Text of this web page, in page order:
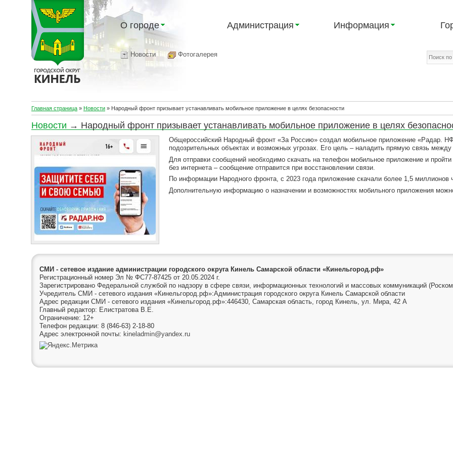
О городе Администрация Информация
Новости Фотогалерея
Главная страница » Новости » Народный фронт призывает устанавливать мобильное приложение в целях безопасности
Новости → Народный фронт призывает устанавливать мобильное приложение в целях
Общероссийский Народный фронт «За Россию» создал мобильное приложение «Радар.
подозрительных объектах и возможных угрозах. Его цель – наладить прямую связь
Для отправки сообщений необходимо скачать на телефон мобильное приложение и
без интернета – сообщение отправится при восстановлении связи.
По информации Народного фронта, с 2023 года приложение скачали более 1,5 миллионов
Дополнительную информацию о назначении и возможностях мобильного приложения
СМИ - сетевое издание администрации городского округа Кинель Самарской области «Кинельгород.рф»
Регистрационный номер Эл № ФС77-87425 от 20.05.2024 г.
Зарегистрировано Федеральной службой по надзору в сфере связи, информационных технологий и массовых коммуникаций
Учредитель СМИ - сетевого издания «Кинельгород.рф»:Администрация городского округа Кинель Самарской области
Адрес редакции СМИ - сетевого издания «Кинельгород.рф»:446430, Самарская область, город Кинель, ул. Мира, 42 А
Главный редактор: Елистратова В.Е.
Ограничение: 12+
Телефон редакции: 8 (846-63) 2-18-80
Адрес электронной почты: kineladmin@yandex.ru